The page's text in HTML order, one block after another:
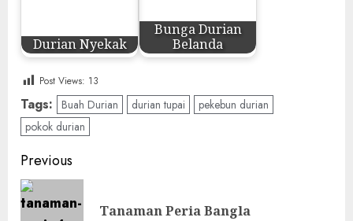
Durian Nyekak
Bunga Durian
Belanda
Post Views: 13
Tags: Buah Durian durian tupai
pekebun durian
pokok durian
Post
navigation
Previous
Tanaman Peria Bangla